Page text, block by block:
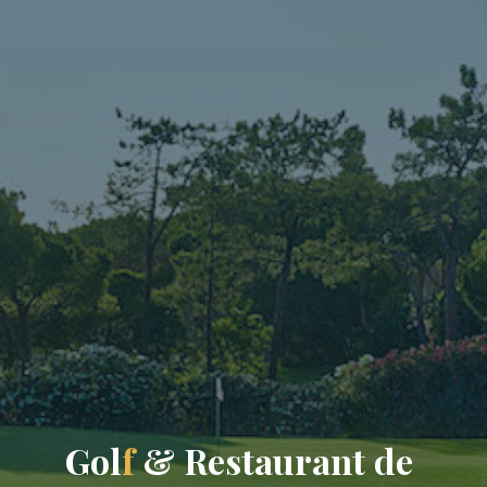
Golf&Restaurant de